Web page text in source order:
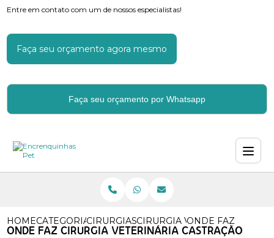
Entre em contato com um de nossos especialistas!
Faça seu orçamento agora mesmo
Faça seu orçamento por Whatsapp
HOMECATEGORIASCIRURGIAS VETERINARIAS
CIRURGIA VETERINARIA
ONDE FAZ
ONDE FAZ CIRURGIA VETERINÁRIA CASTRAÇÃO